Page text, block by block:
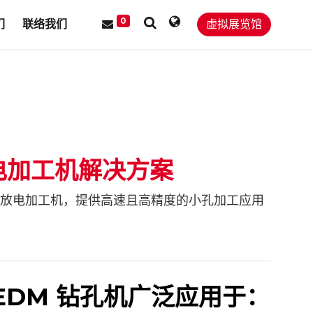
联络我们 0 虚拟展览馆
工机解决方案
电加工机，提供高速且高精度的小孔加工应用
钻孔机广泛应用于：